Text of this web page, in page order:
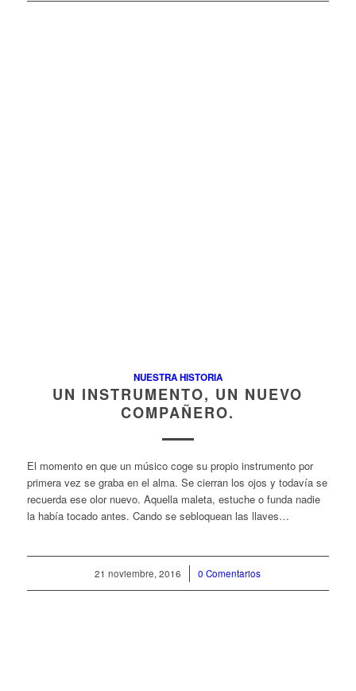
NUESTRA HISTORIA
UN INSTRUMENTO, UN NUEVO
COMPAÑERO.
El momento en que un músico coge su propio instrumento por
primera vez se graba en el alma. Se cierran los ojos y todavía se
recuerda ese olor nuevo. Aquella maleta, estuche o funda nadie
la había tocado antes. Cando se sebloquean las llaves…
21 noviembre, 2016
/ 0 Comentarios